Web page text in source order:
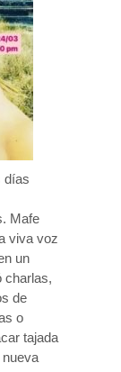
días
Mafe
viva voz
un
charlas,
de
o
tajada